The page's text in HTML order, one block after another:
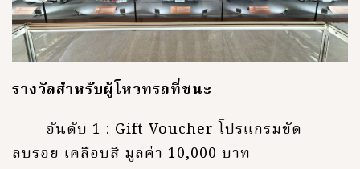
รางวัลสำหรับผู้โหวทรถที่ชนะ
อันดับ 1 : Gift Voucher โปรแกรมขัด
ลบรอย เคลือบสี มูลค่า 10,000 บาท